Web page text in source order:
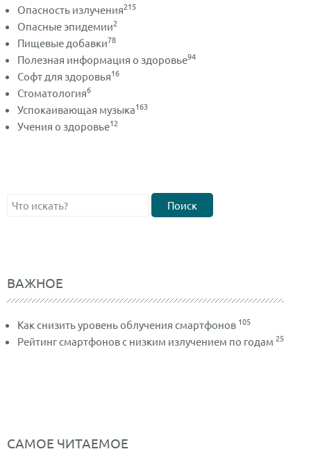
Опасность излучения215
Опасные эпидемии2
Пищевые добавки78
Полезная информация о здоровье94
Софт для здоровья16
Стоматология6
Успокаивающая музыка163
Учения о здоровье12
Поиск
ВАЖНОЕ
Как снизить уровень облучения смартфонов 105
Рейтинг смартфонов с низким излучением по годам 25
САМОЕ ЧИТАЕМОЕ